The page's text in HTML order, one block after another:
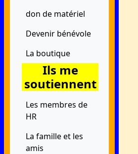
don de matériel
Devenir bénévole
La boutique
Ils me
soutiennent
Les membres de
HR
La famille et les
amis